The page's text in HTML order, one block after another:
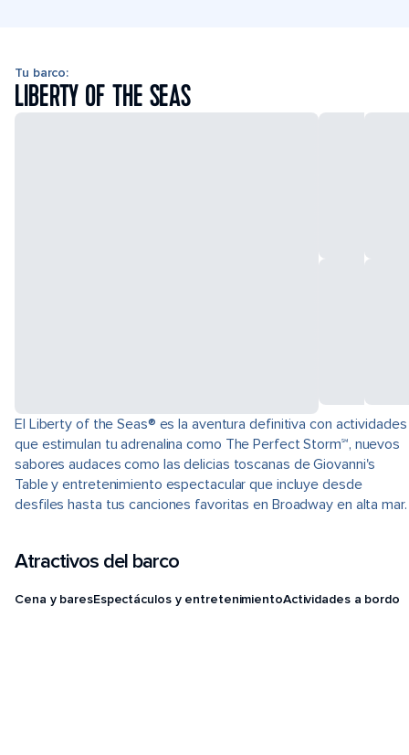
Tu barco:
LIBERTY OF THE SEAS
El Liberty of the Seas® es la aventura definitiva con actividades
que estimulan tu adrenalina como The Perfect Storm℠, nuevos
sabores audaces como las delicias toscanas de Giovanni's
Table y entretenimiento espectacular que incluye desde
desfiles hasta tus canciones favoritas en Broadway en alta mar.
Atractivos del barco
Cena y baresEspectáculos y entretenimientoActividades a bordo